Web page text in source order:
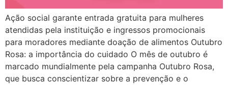
Ação social garante entrada gratuita para mulheres
atendidas pela instituição e ingressos promocionais
para moradores mediante doação de alimentos Outubro
Rosa: a importância do cuidado O mês de outubro é
marcado mundialmente pela campanha Outubro Rosa,
que busca conscientizar sobre a prevenção e o